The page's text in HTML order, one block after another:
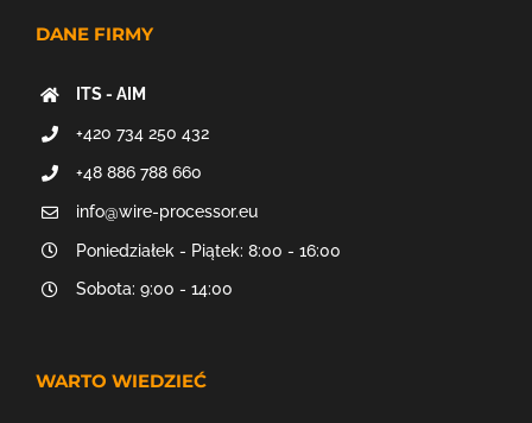
DANE FIRMY
ITS - AIM
+420 734 250 432
+48 886 788 660
info@wire-processor.eu
Poniedziałek - Piątek: 8:00 - 16:00
Sobota: 9:00 - 14:00
WARTO WIEDZIEĆ